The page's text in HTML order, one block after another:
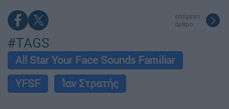
επόμενο
άρθρο
#TAGS
All Star Your Face Sounds Familiar
YFSF
Ίαν Στρατής